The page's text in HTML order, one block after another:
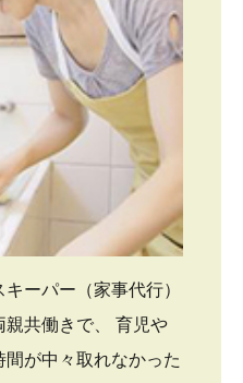
ーパー（家事代行）
共働きで、 育児や
が中々取れなかった